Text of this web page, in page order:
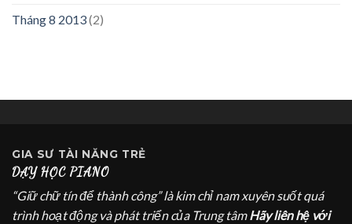
Tháng 8 2013(2)
GIA SƯ TÀI NĂNG TRẺ
DẠY HỌC PIANO
“Giữ chữ tín để thành công” là kim chỉ nam xuyên suốt quá
trình hoạt động và phát triển của Trung tâm Hãy liên hệ với